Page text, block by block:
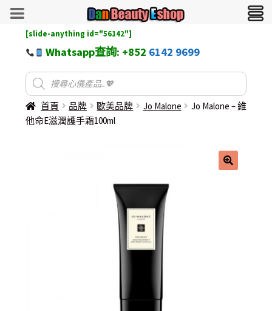
[slide-anything id="56142"]
Whatsapp查詢: +852 6142 9699
首頁 品牌 歐美品牌 Jo Malone
Jo Malone – 維
他命E滋潤護手霜100ml